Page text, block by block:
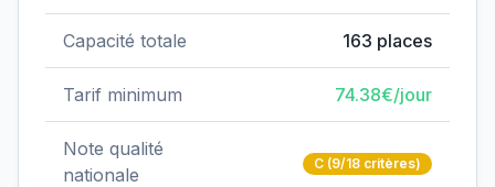
Capacité totale 163 places
Tarif minimum 74.38€/jour
Note qualité
nationale
C (9/18 critères)